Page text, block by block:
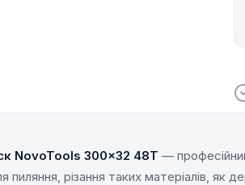
NovoTools 300×32 48Т —
пиляння, різання таких матеріалів,